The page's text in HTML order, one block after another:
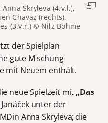
Skryleva (4.v.l.),
Chavaz (rechts),
(3.v.r.) © Nilz Böhme
der Spielplan
gute Mischung
mit Neuem enthält.
neue Spielzeit mit „Das
unter der
Anna Skryleva; die